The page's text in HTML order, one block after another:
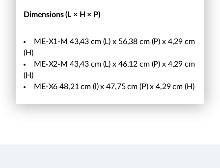
Dimensions (L × H × P)
ME-X1-M 43,43 cm (L) x 56,38 cm (P) x 4,29 cm
(H)
ME-X2-M 43,43 cm (L) x 46,12 cm (P) x 4,29 cm
(H)
ME-X6 48,21 cm (l) x 47,75 cm (P) x 4,29 cm (H)